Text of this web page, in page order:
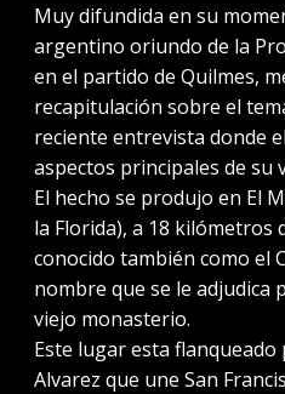
Muy difundida en su
argentino oriundo de la
en el partido de Quilmes,
recapitulación sobre el
reciente entrevista donde
aspectos principales de su
El hecho se produjo en El
la Florida), a 18 kilómetros
conocido también como el
nombre que se le adjudica
viejo monasterio.
Este lugar esta
Alvarez que une San